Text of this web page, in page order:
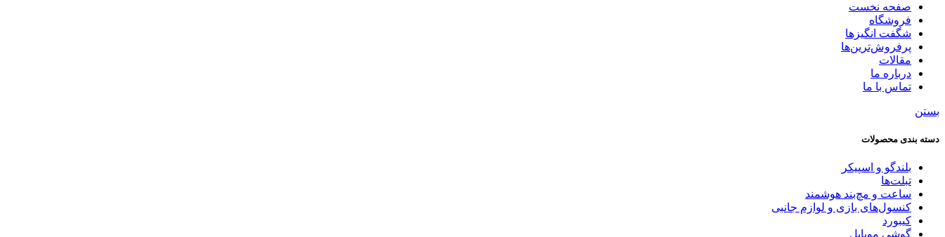
صفحه نخست
فروشگاه
شگفت انگیزها
پرفروش‌ترین‌ها
مقالات
درباره ما
تماس با ما
بستن
دسته‌ بندی محصولات
بلندگو و اسپیکر
تبلت‌ها
ساعت و مچ‌بند هوشمند
کنسول‌های بازی و لوازم جانبی
کیبورد
گوشی موبایل